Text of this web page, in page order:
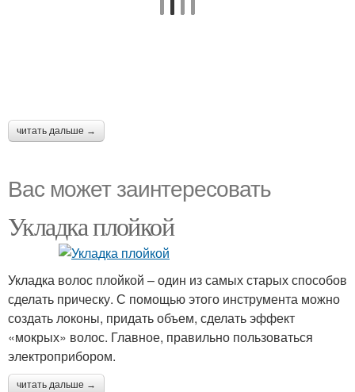
читать дальше →
Вас может заинтересовать
Укладка плойкой
Укладка волос плойкой – один из самых старых способов
сделать прическу. С помощью этого инструмента можно
создать локоны, придать объем, сделать эффект
«мокрых» волос. Главное, правильно пользоваться
электроприбором.
читать дальше →